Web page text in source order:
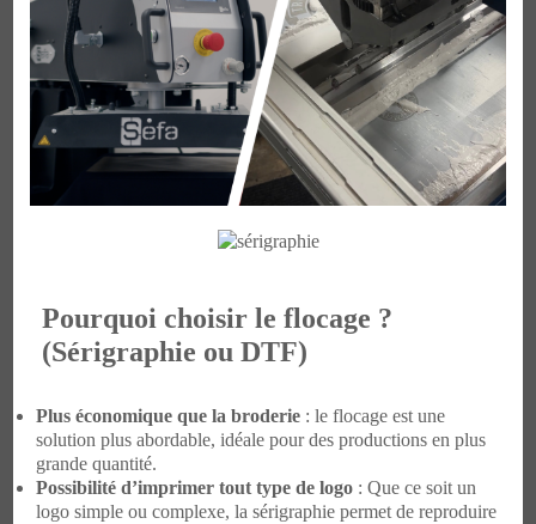
Pourquoi choisir le flocage ?
(Sérigraphie ou DTF)
Plus économique que la broderie: le flocage est une
solution plus abordable, idéale pour des productions en plus
grande quantité.
Possibilité d’imprimer tout type de logo: Que ce soit un
logo simple ou complexe, la sérigraphie permet de reproduire